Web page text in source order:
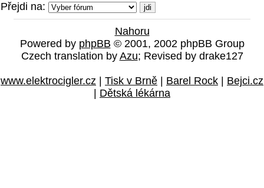
Přejdi na:
Nahoru
Powered by phpBB © 2001, 2002 phpBB Group
Czech translation by Azu; Revised by drake127
www.elektrocigler.cz Tisk v Brně Barel Rock
Bejci.cz
Dětská lékárna